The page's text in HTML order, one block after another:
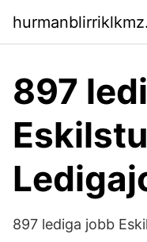
897
897 lediga jobb